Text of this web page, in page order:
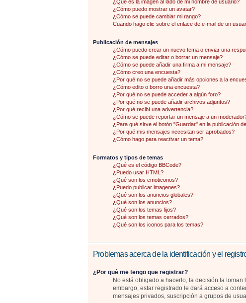
¿Qué es la imagen al lado de mi nombre de usuario?
¿Cómo puedo mostrar un avatar?
¿Cómo se puede cambiar mi rango?
Cuando hago clic sobre el enlace de e-mail de un
Publicación de mensajes
¿Cómo puedo crear un nuevo tema o enviar una
¿Cómo se puede editar o borrar un mensaje?
¿Cómo se puede añadir una firma a mi mensaje?
¿Cómo creo una encuesta?
¿Por qué no se puede añadir más opciones a la
¿Cómo edito o borro una encuesta?
¿Por qué no se puede acceder a algún foro?
¿Por qué no se puede añadir archivos adjuntos?
¿Por qué recibí una advertencia?
¿Cómo se puede reportar un mensaje a un
¿Para qué sirve el botón "Guardar" en la publicación
¿Por qué mis mensajes necesitan ser aprobados?
¿Cómo hago para reactivar un tema?
Formatos y tipos de temas
¿Qué es el código BBCode?
¿Puedo usar HTML?
¿Qué son los emoticonos?
¿Puedo publicar imagenes?
¿Qué son los anuncios globales?
¿Qué son los anuncios?
¿Qué son los temas fijos?
¿Qué son los temas cerrados?
¿Qué son los iconos para los temas?
Problemas acerca de la identificación y el
¿Por qué me tengo que registrar?
No está obligado a hacerlo, la decisión la
embargo, estar registrado le dará acceso a
mensajes privados, suscripción a grupos de